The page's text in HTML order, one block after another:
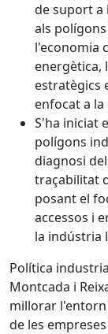
de suport a
als
l'economia
energètica,
estratègics
enfocat a la
S'ha iniciat
polígons
diagnosi
traçabilitat
posant el
accessos i
la indústria
Política
Montcada i
millorar
de les empreses